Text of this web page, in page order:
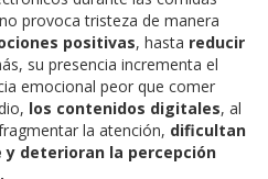
provoca tristeza de manera
positivas, hasta reducir
su presencia incrementa el
emocional peor que comer
los contenidos digitales, al
la atención, dificultan
deterioran la percepción